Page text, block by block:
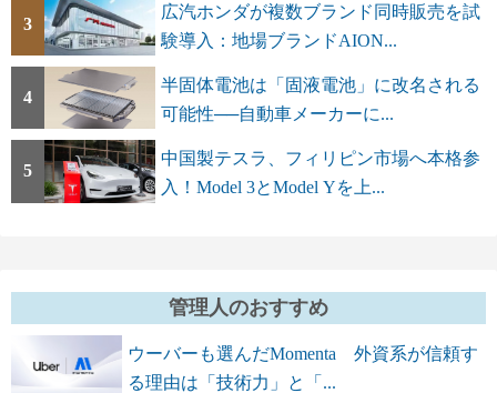
3
広汽ホンダが複数ブランド同時販売を試
験導入：地場ブランドAION...
4
半固体電池は「固液電池」に改名される
可能性──自動車メーカーに...
5
中国製テスラ、フィリピン市場へ本格参
入！Model 3とModel Yを上...
管理人のおすすめ
ウーバーも選んだMomenta 外資系が信頼す
る理由は「技術力」と「...